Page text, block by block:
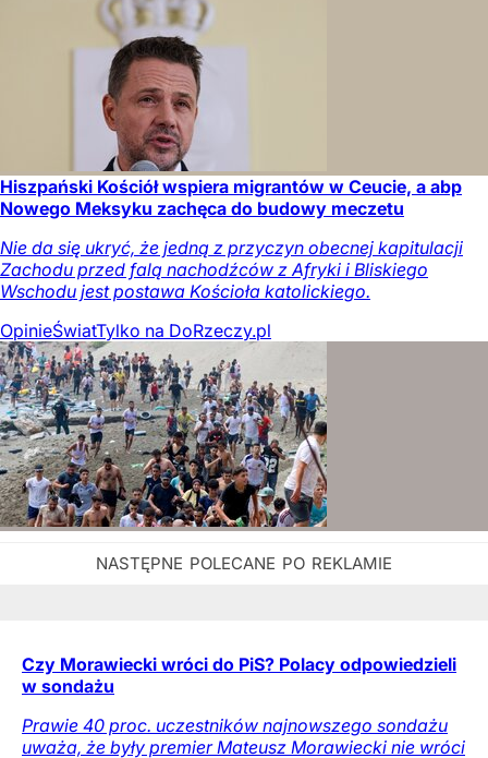
Hiszpański Kościół wspiera migrantów w Ceucie, a abp
Nowego Meksyku zachęca do budowy meczetu
Nie da się ukryć, że jedną z przyczyn obecnej kapitulacji
Zachodu przed falą nachodźców z Afryki i Bliskiego
Wschodu jest postawa Kościoła katolickiego.
OpinieŚwiatTylko na DoRzeczy.pl
Czy Morawiecki wróci do PiS? Polacy odpowiedzieli
w sondażu
Prawie 40 proc. uczestników najnowszego sondażu
uważa, że były premier Mateusz Morawiecki nie wróci